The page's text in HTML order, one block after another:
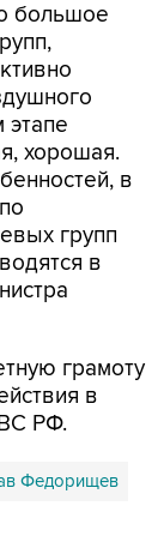
большое
этапе
хорошая.
в
групп
в
грамоту
в
РФ.
Федорищев